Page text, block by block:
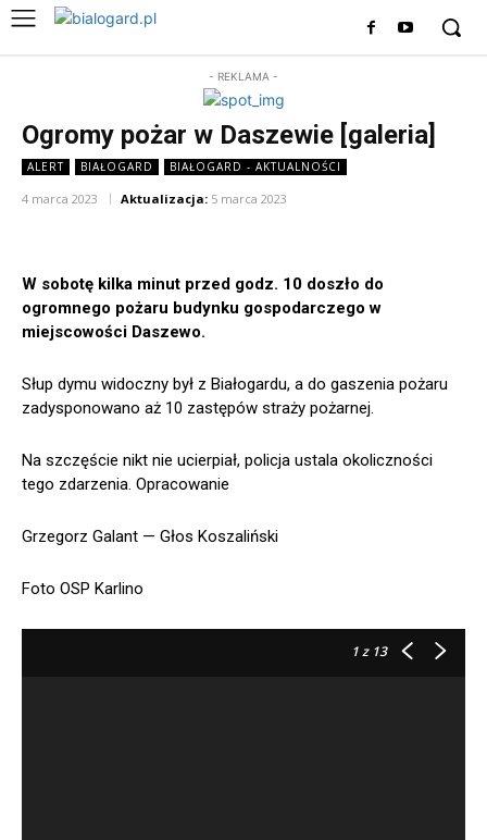
- REKLAMA -
Ogromy pożar w Daszewie [galeria]
ALERT BIAŁOGARD BIAŁOGARD - AKTUALNOŚCI
4 marca 2023 Aktualizacja: 5 marca 2023
W sobotę kilka minut przed godz. 10 doszło do
ogromnego pożaru budynku gospodarczego w
miejscowości Daszewo.
Słup dymu widoczny był z Białogardu, a do gaszenia pożaru
zadysponowano aż 10 zastępów straży pożarnej.
Na szczęście nikt nie ucierpiał, policja ustala okoliczności
tego zdarzenia. Opracowanie
Grzegorz Galant — Głos Koszaliński
Foto OSP Karlino
1z 13